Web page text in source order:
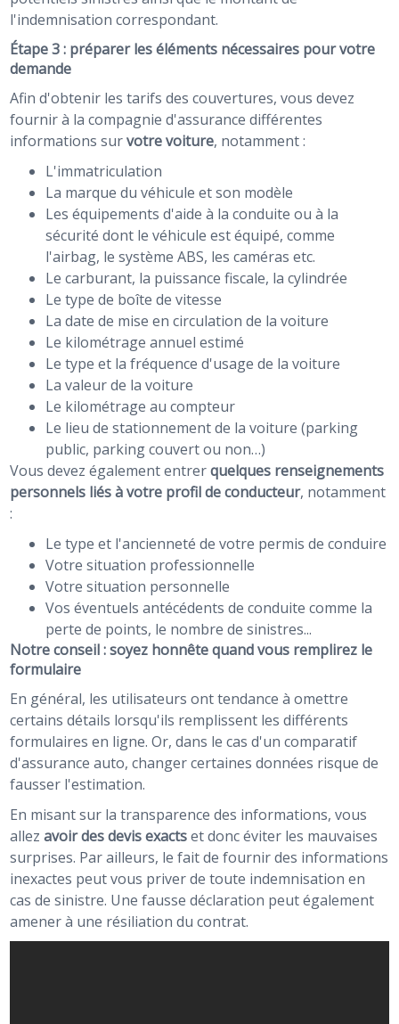
l'indemnisation correspondant.
Étape 3 : préparer les éléments nécessaires pour votre
demande
Afin d'obtenir les tarifs des couvertures, vous devez
fournir à la compagnie d'assurance différentes
informations survotre voiture, notamment :
L'immatriculation
La marque du véhicule et son modèle
Les équipements d'aide à la conduite ou à la
sécurité dont le véhicule est équipé, comme
l'airbag, le système ABS, les caméras etc.
Le carburant, la puissance fiscale, la cylindrée
Le type de boîte de vitesse
La date de mise en circulation de la voiture
Le kilométrage annuel estimé
Le type et la fréquence d'usage de la voiture
La valeur de la voiture
Le kilométrage au compteur
Le lieu de stationnement de la voiture (parking
public, parking couvert ou non…)
Vous devez également entrerquelques renseignements
personnels liés à votre profil de conducteur, notamment
:
Le type et l'ancienneté de votre permis de conduire
Votre situation professionnelle
Votre situation personnelle
Vos éventuels antécédents de conduite comme la
perte de points, le nombre de sinistres...
Notre conseil : soyez honnête quand vous remplirez le
formulaire
En général, les utilisateurs ont tendance à omettre
certains détails lorsqu'ils remplissent les différents
formulaires en ligne. Or, dans le cas d'un comparatif
d'assurance auto, changer certaines données risque de
fausser l'estimation.
En misant sur la transparence des informations, vous
allezavoir des devis exactset donc éviter les mauvaises
surprises. Par ailleurs, le fait de fournir des informations
inexactes peut vous priver de toute indemnisation en
cas de sinistre. Une fausse déclaration peut également
amener à une résiliation du contrat.